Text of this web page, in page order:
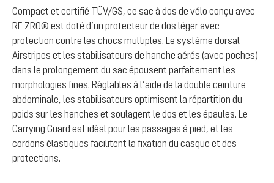
Compact et certifié TÜV/GS, ce sac à dos de vélo conçu avec
RE ZRO® est doté d’un protecteur de dos léger avec
protection contre les chocs multiples. Le système dorsal
Airstripes et les stabilisateurs de hanche aérés (avec poches)
dans le prolongement du sac épousent parfaitement les
morphologies fines. Réglables à l’aide de la double ceinture
abdominale, les stabilisateurs optimisent la répartition du
poids sur les hanches et soulagent le dos et les épaules. Le
Carrying Guard est idéal pour les passages à pied, et les
cordons élastiques facilitent la fixation du casque et des
protections.